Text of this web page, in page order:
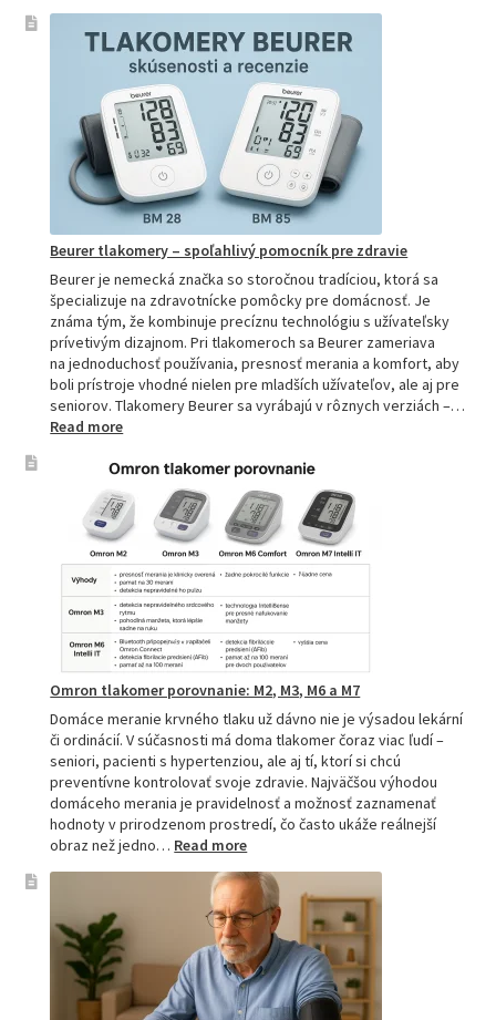
Beurer tlakomery – spoľahlivý pomocník pre zdravie
Beurer je nemecká značka so storočnou tradíciou, ktorá sa
špecializuje na zdravotnícke pomôcky pre domácnosť. Je
známa tým, že kombinuje precíznu technológiu s užívateľsky
prívetivým dizajnom. Pri tlakomeroch sa Beurer zameriava
na jednoduchosť používania, presnosť merania a komfort, aby
boli prístroje vhodné nielen pre mladších užívateľov, ale aj pre
seniorov. Tlakomery Beurer sa vyrábajú v rôznych verziách –…
Read more:
tlakomery
spoľahlivý
pomocník
pre
zdravie
Omron tlakomer porovnanie: M2, M3, M6 a M7
Domáce meranie krvného tlaku už dávno nie je výsadou lekární
či ordinácií. V súčasnosti má doma tlakomer čoraz viac ľudí –
seniori, pacienti s hypertenziou, ale aj tí, ktorí si chcú
preventívne kontrolovať svoje zdravie. Najväčšou výhodou
domáceho merania je pravidelnosť a možnosť zaznamenať
hodnoty v prirodzenom prostredí, čo často ukáže reálnejší
obraz než jedno… Read more:
tlakomer
porovnanie:
M2,
M3,
M6
a
M7